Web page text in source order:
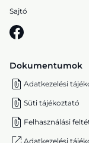
Sajtó
Dokumentumok
Adatkezelési
Süti tájékoztató
Felhasználási
Adatkezelési